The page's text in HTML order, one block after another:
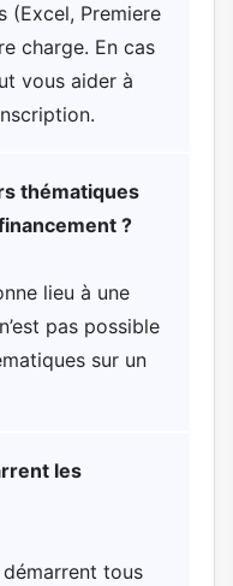
(Excel, Premiere
charge. En cas
vous aider à
thématiques
?
lieu à une
pas possible
sur un
les
tous